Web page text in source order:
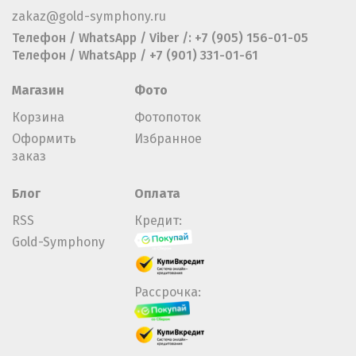
zakaz@gold-symphony.ru
Телефон / WhatsApp / Viber /: +7 (905) 156-01-05
Телефон / WhatsApp / +7 (901) 331-01-61
Магазин
Корзина
Оформить
заказ
Фото
Фотопоток
Избранное
Блог
RSS
Gold-Symphony
Оплата
Кредит:
Рассрочка: